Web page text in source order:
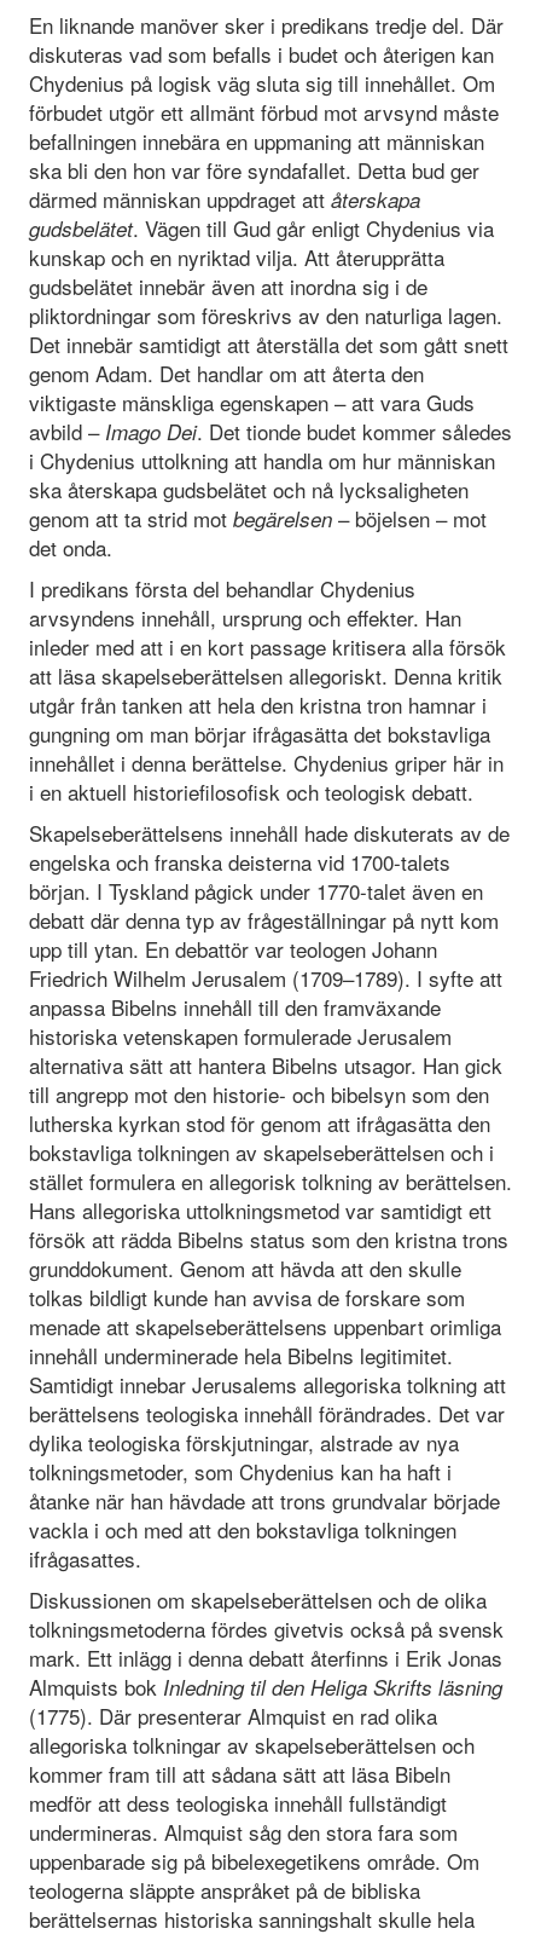
En liknande manöver sker i predikans tredje del. Där
diskuteras vad som befalls i budet och återigen kan
Chydenius på logisk väg sluta sig till innehållet. Om
förbudet utgör ett allmänt förbud mot arvsynd måste
befallningen innebära en uppmaning att människan
ska bli den hon var före syndafallet. Detta bud ger
därmed människan uppdraget att återskapa
gudsbelätet. Vägen till Gud går enligt Chydenius via
kunskap och en nyriktad vilja. Att återupprätta
gudsbelätet innebär även att inordna sig i de
pliktordningar som föreskrivs av den naturliga lagen.
Det innebär samtidigt att återställa det som gått snett
genom Adam. Det handlar om att återta den
viktigaste mänskliga egenskapen – att vara Guds
avbild – Imago Dei. Det tionde budet kommer således
i Chydenius uttolkning att handla om hur människan
ska återskapa gudsbelätet och nå lycksaligheten
genom att ta strid mot begärelsen– böjelsen – mot
det onda.
I predikans första del behandlar Chydenius
arvsyndens innehåll, ursprung och effekter. Han
inleder med att i en kort passage kritisera alla försök
att läsa skapelseberättelsen allegoriskt. Denna kritik
utgår från tanken att hela den kristna tron hamnar i
gungning om man börjar ifrågasätta det bokstavliga
innehållet i denna berättelse. Chydenius griper här in
i en aktuell historiefilosofisk och teologisk debatt.
Skapelseberättelsens innehåll hade diskuterats av de
engelska och franska deisterna vid 1700-talets
början. I Tyskland pågick under 1770-talet även en
debatt där denna typ av frågeställningar på nytt kom
upp till ytan. En debattör var teologen Johann
Friedrich Wilhelm Jerusalem (1709–1789). I syfte att
anpassa Bibelns innehåll till den framväxande
historiska vetenskapen formulerade Jerusalem
alternativa sätt att hantera Bibelns utsagor. Han gick
till angrepp mot den historie- och bibelsyn som den
lutherska kyrkan stod för genom att ifrågasätta den
bokstavliga tolkningen av skapelseberättelsen och i
stället formulera en allegorisk tolkning av berättelsen.
Hans allegoriska uttolkningsmetod var samtidigt ett
försök att rädda Bibelns status som den kristna trons
grunddokument. Genom att hävda att den skulle
tolkas bildligt kunde han avvisa de forskare som
menade att skapelseberättelsens uppenbart orimliga
innehåll underminerade hela Bibelns legitimitet.
Samtidigt innebar Jerusalems allegoriska tolkning att
berättelsens teologiska innehåll förändrades. Det var
dylika teologiska förskjutningar, alstrade av nya
tolkningsmetoder, som Chydenius kan ha haft i
åtanke när han hävdade att trons grundvalar började
vackla i och med att den bokstavliga tolkningen
ifrågasattes.
Diskussionen om skapelseberättelsen och de olika
tolkningsmetoderna fördes givetvis också på svensk
mark. Ett inlägg i denna debatt återfinns i Erik Jonas
Almquists bok Inledning til den Heliga Skrifts läsning
(1775). Där presenterar Almquist en rad olika
allegoriska tolkningar av skapelseberättelsen och
kommer fram till att sådana sätt att läsa Bibeln
medför att dess teologiska innehåll fullständigt
undermineras. Almquist såg den stora fara som
uppenbarade sig på bibelexegetikens område. Om
teologerna släppte anspråket på de bibliska
berättelsernas historiska sanningshalt skulle hela